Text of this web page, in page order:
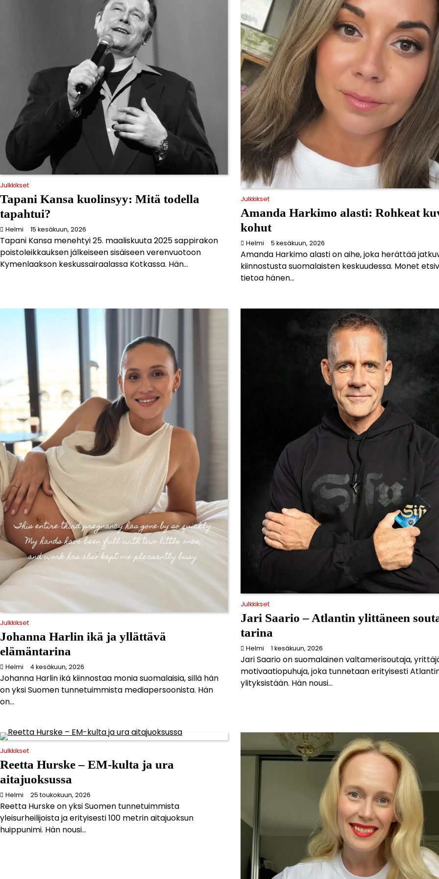
Julkkikset
Tapani Kansa kuolinsyy: Mitä todella
tapahtui?
Helmi 15 kesäkuun, 2026
Tapani Kansa menehtyi 25. maaliskuuta 2025 sappirakon
poistoleikkauksen jälkeiseen sisäiseen verenvuotoon
Kymenlaakson keskussairaalassa Kotkassa. Hän...
Julkkikset
Amanda Harkimo alasti: Rohkeat
kohut
Helmi 5 kesäkuun, 2026
Amanda Harkimo alasti on aihe, joka herättää
kiinnostusta suomalaisten keskuudessa. Monet
tietoa hänen...
Julkkikset
Johanna Harlin ikä ja yllättävä
elämäntarina
Helmi 4 kesäkuun, 2026
Johanna Harlin ikä kiinnostaa monia suomalaisia, sillä hän
on yksi Suomen tunnetuimmista mediapersoonista. Hän
on...
Julkkikset
Jari Saario – Atlantin ylittäneen
tarina
Helmi 1 kesäkuun, 2026
Jari Saario on suomalainen valtamerisoutaja,
motivaatiopuhuja, joka tunnetaan erityisesti
ylityksistään. Hän nousi...
Julkkikset
Reetta Hurske – EM-kulta ja ura
aitajuoksussa
Helmi 25 toukokuun, 2026
Reetta Hurske on yksi Suomen tunnetuimmista
yleisurheilijoista ja erityisesti 100 metrin aitajuoksun
huippunimi. Hän nousi...